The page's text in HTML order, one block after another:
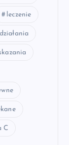
leczenie
C